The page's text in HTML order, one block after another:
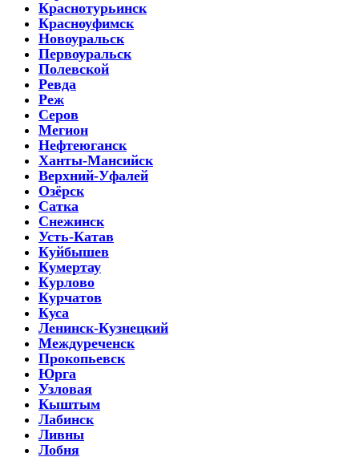
Краснотурьинск
Красноуфимск
Новоуральск
Первоуральск
Полевской
Ревда
Реж
Серов
Мегион
Нефтеюганск
Ханты-Мансийск
Верхний-Уфалей
Озёрск
Сатка
Снежинск
Усть-Катав
Куйбышев
Кумертау
Курлово
Курчатов
Куса
Ленинск-Кузнецкий
Междуреченск
Прокопьевск
Юрга
Узловая
Кыштым
Лабинск
Ливны
Лобня